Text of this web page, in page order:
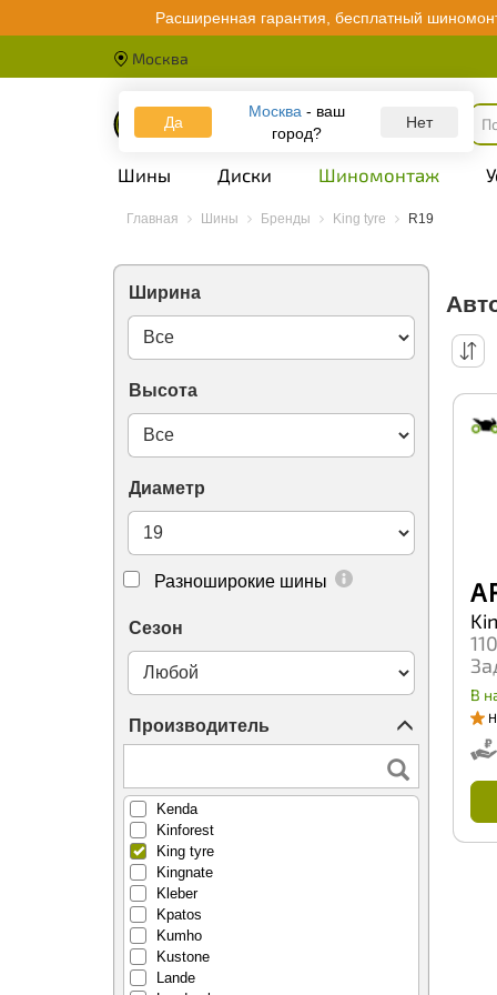
Расширенная гарантия, бесплатный
Москва
Да
Москва - ваш
город?
Нет
Каталог
Шины Диски Шиномонтаж
Главная Шины Бренды King tyre R19
Ширина
Высота
Диаметр
Разноширокие шины
Сезон
Производитель
Evergreen
Firestone
Force Land
Formula (Pirelli)
FronWay
Galaxy
GiTi
Gislaved
Goldstone
Goodyear
Gripmax
Habilead
Haida
Hankook
Headway
Ikon Nordman
Imperial
Jess Tire
Joyroad
Kavir Tire
Kenda
Kinforest
King tyre
Kingnate
Kleber
Kpatos
Kumho
Kustone
Lande
A
В